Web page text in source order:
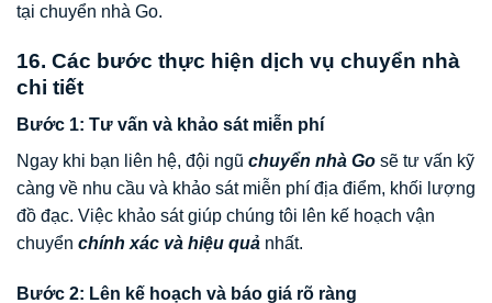
tại chuyển nhà Go.
16. Các bước thực hiện dịch vụ chuyển nhà
chi tiết
Bước 1: Tư vấn và khảo sát miễn phí
Ngay khi bạn liên hệ, đội ngũ chuyển nhà Go sẽ tư vấn kỹ
càng về nhu cầu và khảo sát miễn phí địa điểm, khối lượng
đồ đạc. Việc khảo sát giúp chúng tôi lên kế hoạch vận
chuyển chính xác và hiệu quả nhất.
Bước 2: Lên kế hoạch và báo giá rõ ràng